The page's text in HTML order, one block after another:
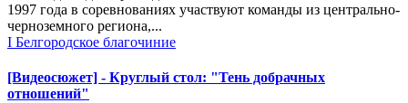
1997 года в соревнованиях участвуют команды из центрально-
черноземного региона,...
I Белгородское благочиние
[Видеосюжет] - Круглый стол: "Тень добрачных
отношений"